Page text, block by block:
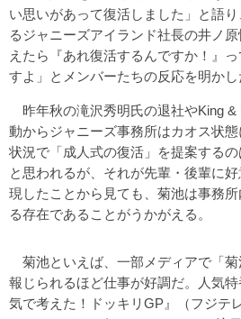
い思いがあって復活しました」と語
るジャニーズアイランド社長の井ノ
えたら『あれ復活するんですか！』
すよ」とメンバーたちの反応を明かし
昨年秋の滝沢秀明氏の退社やKing &
動からジャニーズ事務所はカオス状
状況で「成人式の復活」を提案する
と思われるが、それが先輩・後輩に
現したことから見ても、菊池は事務
る存在であることがうかがえる。
菊池といえば、一部メディアで「菊
報じられるほど仕事が好調だ。人気
気で考えた！ドッキリGP』（フジテ